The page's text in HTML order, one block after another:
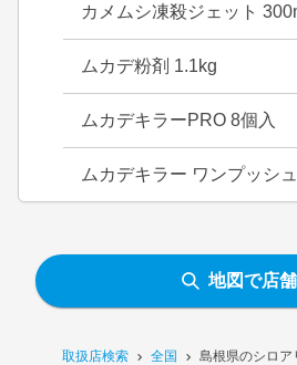
取扱店検索 全国 島根県のシロ
カメムシ凍殺ジェット
ムカデ粉剤 1.1kg
ムカデキラーPRO 8個入
ムカデキラー ワンプッシ
地図で店